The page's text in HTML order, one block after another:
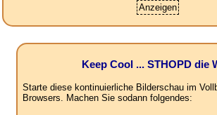
Anzeigen
Keep Cool ... STHOPD die
Starte diese kontinuierliche Bilderschau im
Browsers. Machen Sie sodann folgendes: